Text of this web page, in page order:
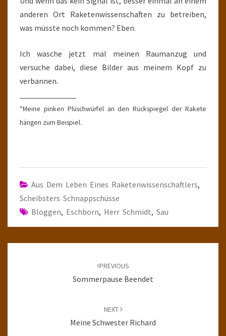
anderen Ort Raketenwissenschaften zu betreiben,
was müsste noch kommen? Eben.
Ich wasche jetzt mal meinen Raumanzug und
versuche dabei, diese Bilder aus meinem Kopf zu
verbannen.
*Meine pinken Plüschwürfel an den Rückspiegel der Rakete
hängen zum Beispiel.
Aus Dem Leben Eines Raketenwissenschaftlers,
Scheibsters Schnappschüsse
Bloggen, Eschborn, Herr Schmidt, Sau
PREVIOUS
Sommerpause Beendet
NEXT
Meine Schwester Richard